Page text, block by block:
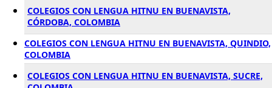
COLEGIOS CON LENGUA HITNU EN BUENAVISTA,
CÓRDOBA, COLOMBIA
COLEGIOS CON LENGUA HITNU EN BUENAVISTA, QUINDIO,
COLOMBIA
COLEGIOS CON LENGUA HITNU EN BUENAVISTA, SUCRE,